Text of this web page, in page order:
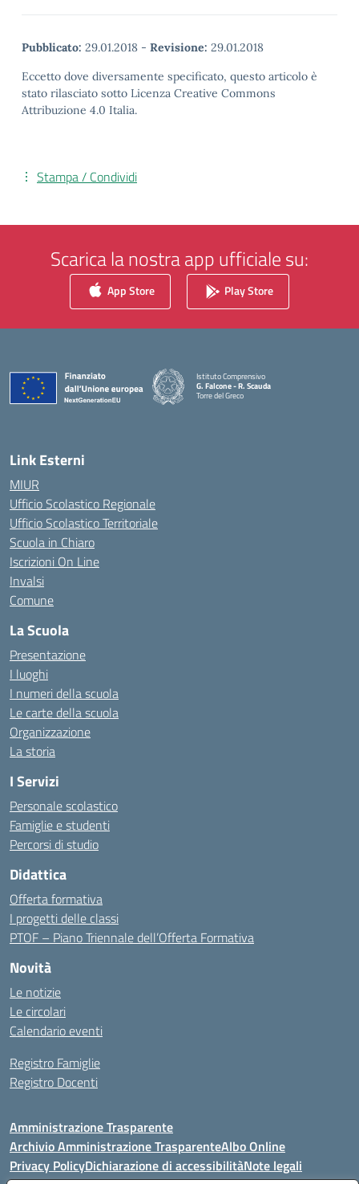
Pubblicato: 29.01.2018 - Revisione: 29.01.2018
Eccetto dove diversamente specificato, questo articolo è
stato rilasciato sotto Licenza Creative Commons
Attribuzione 4.0 Italia.
Stampa / Condividi
Scarica la nostra app ufficiale su:
App Store Play Store
Istituto Comprensivo
G. Falcone - R. Scauda
Torre del Greco
Link Esterni
MIUR
Ufficio Scolastico Regionale
Ufficio Scolastico Territoriale
Scuola in Chiaro
Iscrizioni On Line
Invalsi
Comune
La Scuola
Presentazione
I luoghi
I numeri della scuola
Le carte della scuola
Organizzazione
La storia
I Servizi
Personale scolastico
Famiglie e studenti
Percorsi di studio
Didattica
Offerta formativa
I progetti delle classi
PTOF – Piano Triennale dell’Offerta Formativa
Novità
Le notizie
Le circolari
Calendario eventi
Registro Famiglie
Registro Docenti
Amministrazione Trasparente
Archivio Amministrazione TrasparenteAlbo Online
Privacy PolicyDichiarazione di accessibilitàNote legali